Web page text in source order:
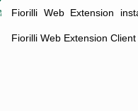
Fiorilli Web Extension
Fiorilli Web Extension